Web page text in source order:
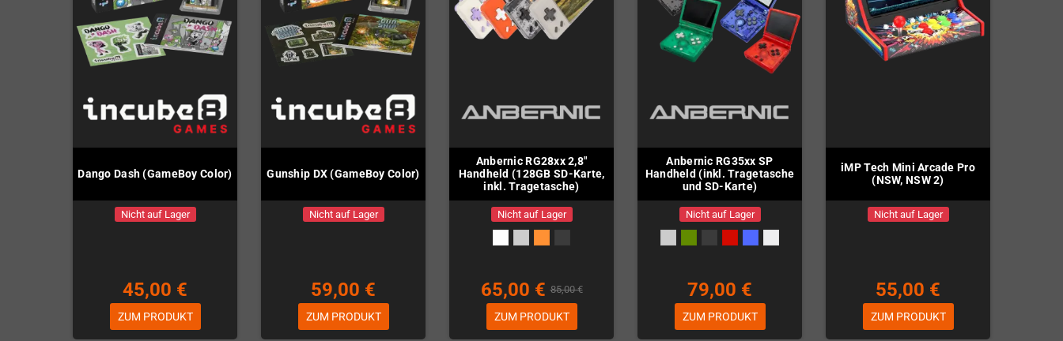
Dango Dash (GameBoy Color)
Nicht auf Lager
45,00 €
ZUM PRODUKT
Gunship DX (GameBoy Color)
Nicht auf Lager
59,00 €
ZUM PRODUKT
Anbernic RG28xx 2,8"
Handheld (128GB SD-Karte,
inkl. Tragetasche)
Nicht auf Lager
65,00 € 85,00 €
ZUM PRODUKT
Anbernic RG35xx SP
Handheld (inkl. Tragetasche
und SD-Karte)
Nicht auf Lager
79,00 €
ZUM PRODUKT
iMP Tech Mini Arcade Pro
(NSW, NSW 2)
Nicht auf Lager
55,00 €
ZUM PRODUKT